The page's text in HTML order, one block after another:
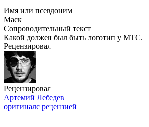
Имя или псевдоним
Маск
Сопроводительный текст
Какой должен был быть логотип у МТС.
Рецензировал
Рецензировал
Артемий Лебедев
оригиналс рецензией